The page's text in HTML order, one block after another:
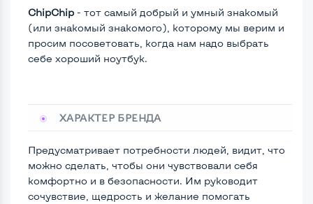
ChipChip- тот самый добрый и умный знакомый
(или знакомый знакомого), которому мы верим и
просим посоветовать, когда нам надо выбрать
себе хороший ноутбук.
ХАРАКТЕР БРЕНДА
Предусматривает потребности людей, видит, что
можно сделать, чтобы они чувствовали себя
комфортно и в безопасности. Им руководит
сочувствие, щедрость и желание помогать